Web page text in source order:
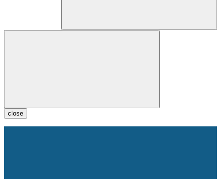
close